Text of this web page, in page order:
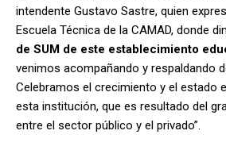
intendente Gustavo Sastre, quien
Escuela Técnica de la CAMAD, donde
de SUM de este establecimiento
venimos acompañando y respaldando
Celebramos el crecimiento y el estado
esta institución, que es resultado del
entre el sector público y el privado”.